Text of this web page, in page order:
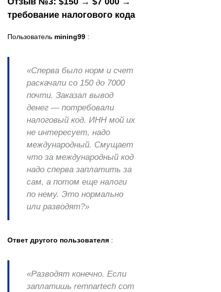
требование налогового кода
Пользователь mining99 :
«Сперва было норм и счет
раскачали со 150 до 7000
почти. Заказал вывод
денег — потребовали
налоговый код. ИНН мой их
не интересует, надо
международный. Смущает
что за международный код
надо сперва заплатить за
сам, а потом еще налоги
по нему. Это нормально
или разводят?»
Ответ другого пользователя :
«Разводят конечно. Если
заплатишь remnartech com